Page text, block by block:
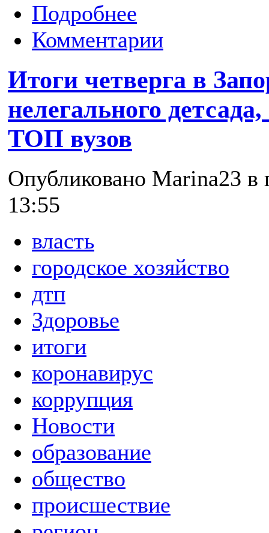
Подробнее
Комментарии
Итоги четверга в
нелегального
ТОП вузов
Опубликовано Marina23 в
13:55
власть
городское хозяйство
дтп
Здоровье
итоги
коронавирус
коррупция
Новости
образование
общество
происшествие